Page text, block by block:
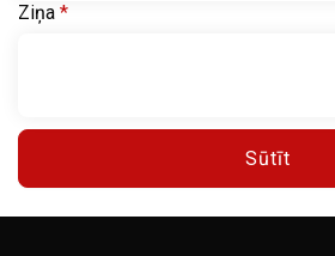
Ziņa *
Sūtīt